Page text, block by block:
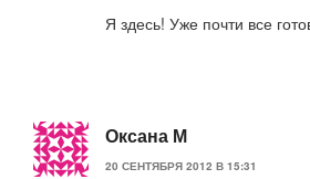
Я здесь! Уже почти все
Оксана М
20 СЕНТЯБРЯ 2012 В 15:31